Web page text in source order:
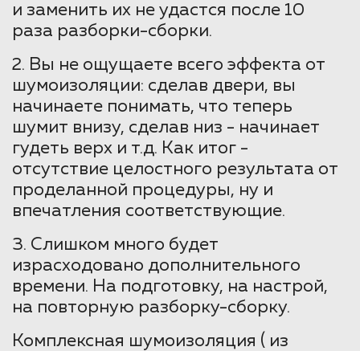
и заменить их не удастся после 10
раза разборки-сборки.
2. Вы не ощущаете всего эффекта от
шумоизоляции: сделав двери, вы
начинаете понимать, что теперь
шумит внизу, сделав низ - начинает
гудеть верх и т.д. Как итог -
отсутствие целостного результата от
проделанной процедуры, ну и
впечатления соответствующие.
3. Слишком много будет
израсходовано дополнительного
времени. На подготовку, на настрой,
на повторную разборку-сборку.
Комплексная шумоизоляция ( из